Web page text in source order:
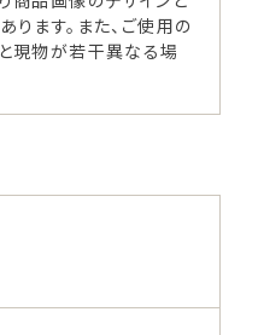
ます。また、ご使用の
現物が若干異なる場